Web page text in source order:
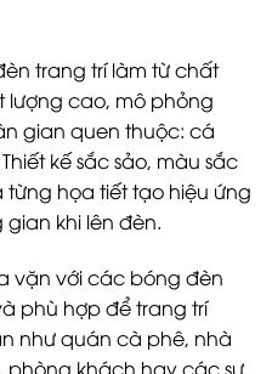
trang trí làm từ chất
lượng cao, mô phỏng
gian quen thuộc: cá
kế sắc sảo, màu sắc
từng họa tiết tạo hiệu ứng
khi lên đèn.
vặn với các bóng đèn
phù hợp để trang trí
như quán cà phê, nhà
phòng khách hay các sự